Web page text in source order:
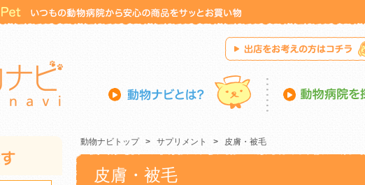
動物ナビトップ > サプリメント > 皮膚・被毛
皮膚・被毛